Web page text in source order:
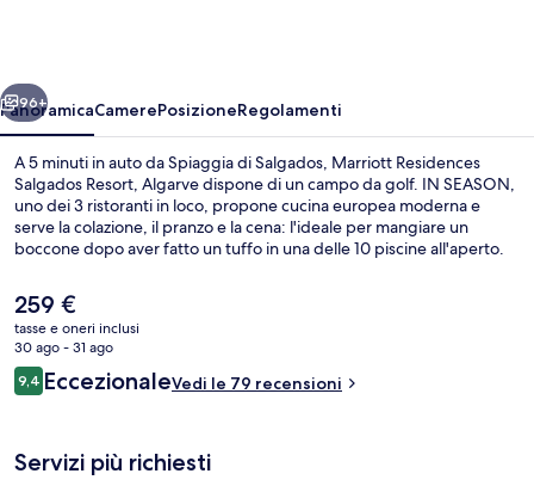
Avanti
96+
PanoramicaCamerePosizioneRegolamenti
A 5 minuti in auto da Spiaggia di Salgados, Marriott Residences
Salgados Resort, Algarve dispone di un campo da golf. IN SEASON,
uno dei 3 ristoranti in loco, propone cucina europea moderna e
serve la colazione, il pranzo e la cena: l'ideale per mangiare un
boccone dopo aver fatto un tuffo in una delle 10 piscine all'aperto.
bar/lounge, una palestra aperta giorno e notte e una piscina per
bambini. Le recensioni degli ospiti lodano il personale gentile della
struttura.
Il
prezzo
attuale
è
259 €
259 €
tasse e oneri inclusi
30 ago - 31 ago
Recensioni
9,49,4 su 10
EccezionaleVedi le 79 recensioni
Servizi più richiesti